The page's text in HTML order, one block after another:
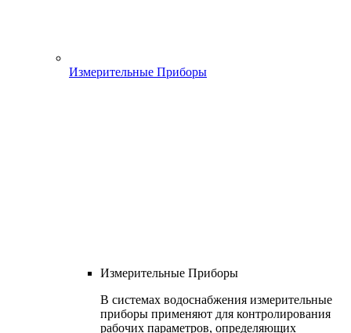
Измерительные Приборы
Измерительные Приборы
В системах водоснабжения измерительные
приборы применяют для контролирования
рабочих параметров, определяющих